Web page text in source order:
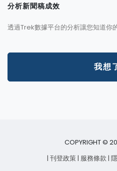
分析新聞稿成效
透過Trek數據平台的分析讓您知道你
我想
COPYRIGHT ©
| 刊登政策| 服務條款 |